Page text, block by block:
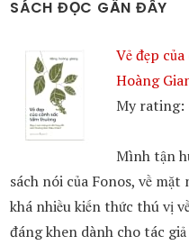
SÁCH ĐỌC GẦN ĐÂY
Vẻ đẹp
Hoàng
My rating:
Mình tận
sách nói của Fonos, về
khá nhiều kiến thức thú vị
đáng khen dành cho tác